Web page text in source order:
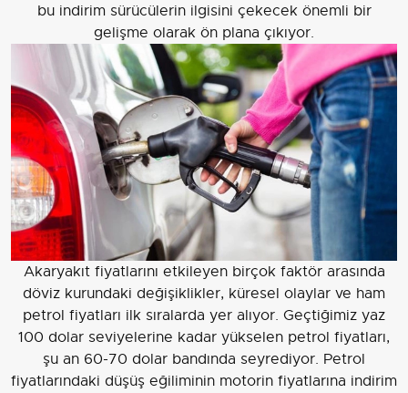
bu indirim sürücülerin ilgisini çekecek önemli bir
gelişme olarak ön plana çıkıyor.
Akaryakıt fiyatlarını etkileyen birçok faktör arasında
döviz kurundaki değişiklikler, küresel olaylar ve ham
petrol fiyatları ilk sıralarda yer alıyor. Geçtiğimiz yaz
100 dolar seviyelerine kadar yükselen petrol fiyatları,
şu an 60-70 dolar bandında seyrediyor. Petrol
fiyatlarındaki düşüş eğiliminin motorin fiyatlarına indirim